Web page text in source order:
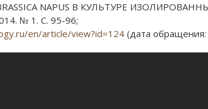
NAPUS В КУЛЬТУРЕ
№ 1. С. 95-96;
en/article/view?id=124(дата обращения: